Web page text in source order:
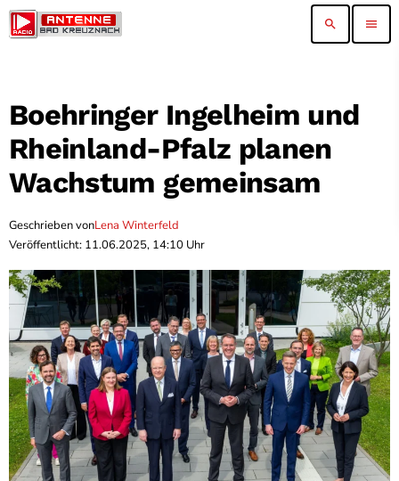
search menu
Boehringer Ingelheim und
Rheinland-Pfalz planen
Wachstum gemeinsam
Geschrieben vonLena Winterfeld
Veröffentlicht: 11.06.2025, 14:10 Uhr